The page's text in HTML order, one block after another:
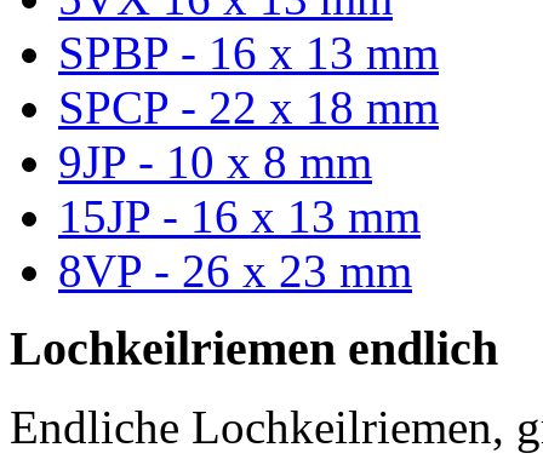
SPBP - 16 x 13 mm
SPCP - 22 x 18 mm
9JP - 10 x 8 mm
15JP - 16 x 13 mm
8VP - 26 x 23 mm
Lochkeilriemen endlich
Endliche Lochkeilriemen,